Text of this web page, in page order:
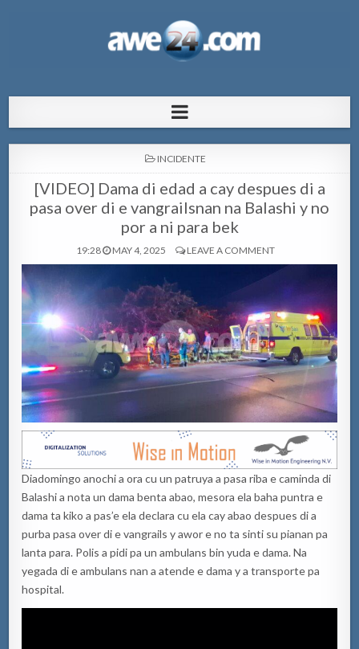
pa Aruba
POSTED
INCIDENTE
[VIDEO] Dama di edad a cay despues di a
pasa over di e vangrailsnan na Balashi y no
por a ni para bek
19:28 MAY 4, 2025 LEAVE A COMMENT
Diadomingo anochi a ora cu un patruya a pasa riba e caminda di
Balashi a nota un dama benta abao, mesora ela baha puntra e
dama ta kiko a pas’e ela declara cu ela cay abao despues di a
purba pasa over di e vangrails y awor e no ta sinti su pianan pa
lanta para. Polis a pidi pa un ambulans bin yuda e dama. Na
yegada di e ambulans nan a atende e dama y a transporte pa
hospital.